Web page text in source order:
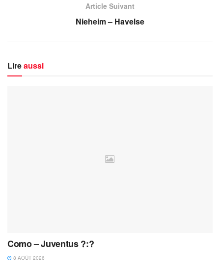
Article Suivant
Nieheim – Havelse
Lireaussi
Como – Juventus ?:?
8 AOÛT 2026